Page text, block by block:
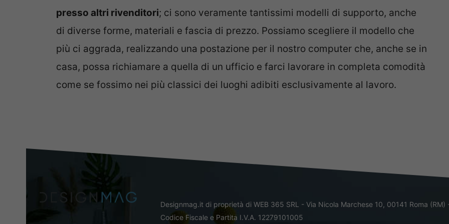
presso altri rivenditori; ci sono veramente tantissimi modelli di supporto, anche
di diverse forme, materiali e fascia di prezzo. Possiamo scegliere il modello che
più ci aggrada, realizzando una postazione per il nostro computer che, anche se in
casa, possa richiamare a quella di un ufficio e farci lavorare in completa comodità
come se fossimo nei più classici dei luoghi adibiti esclusivamente al lavoro.
Designmag.it di proprietà di WEB 365 SRL - Via Nicola Marchese 10, 00141 Roma (RM)
Codice Fiscale e Partita I.V.A. 12279101005